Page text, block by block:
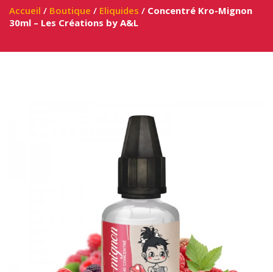
Accueil / Boutique / Eliquides / Concentré Kro-Mignon
30ml – Les Créations by A&L